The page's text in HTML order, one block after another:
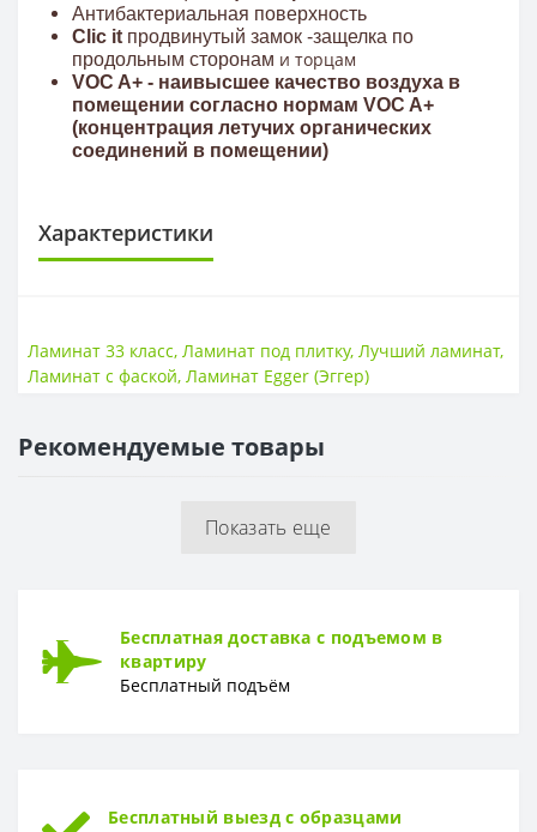
Антибактериальная поверхность
Clic it продвинутый замок -защелка по
продольным сторонам и торцам
VOC A+ - наивысшее качество воздуха в
помещении согласно нормам VOC A+
(концентрация летучих органических
соединений в помещении)
Характеристики
Класс износостойкости 33 класс
ПОВЕРХНОСТЬ
Ламинат 33 класс, Ламинат под плитку, Лучший ламинат,
Ламинат с фаской, Ламинат Egger (Эггер)
Рекомендуемые товары
Показать еще
Бесплатная доставка с подъемом в
квартиру
Бесплатный подъём
Бесплатный выезд с образцами